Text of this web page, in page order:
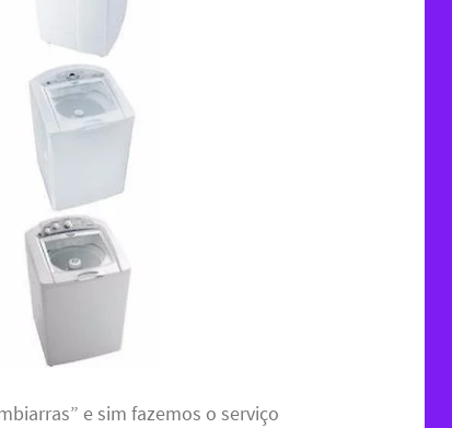
e sim fazemos o serviço